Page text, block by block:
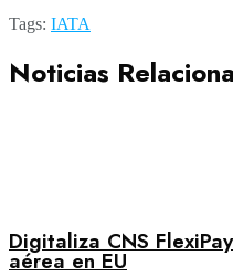
Tags: IATA
Noticias
Digitaliza CNS
aérea en EU